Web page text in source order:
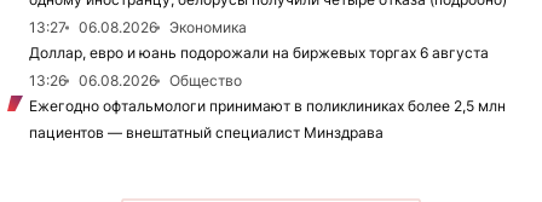
13:27
06.08.2026
Экономика
Доллар, евро и юань подорожали на биржевых торгах 6 августа
13:26
06.08.2026
Общество
Ежегодно офтальмологи принимают в поликлиниках более 2,5 млн
пациентов — внештатный специалист Минздрава